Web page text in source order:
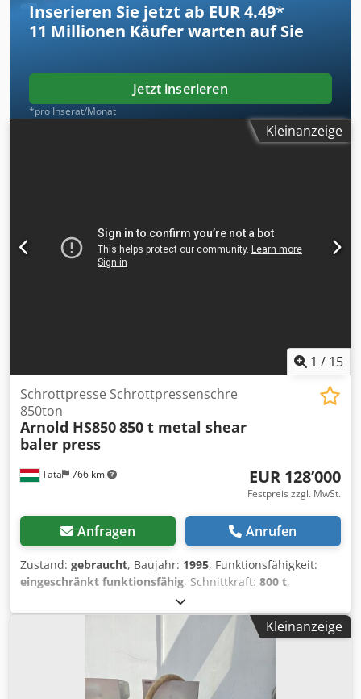
Inserieren Sie jetzt ab EUR 4.49*
11 Millionen Käufer warten auf Sie
Jetzt inserieren
*pro Inserat/Monat
Kleinanzeige
1 / 15
Tata 766 km
Schrottpresse Schrottpressenschre
850ton
Arnold HS850850 t metal shear
baler press
EUR 128’000
Festpreis zzgl. MwSt.
Anfragen Anrufen
Zustand: gebraucht, Baujahr: 1995, Funktionsfähigkeit:
eingeschränkt funktionsfähig, Schnittkraft: 800 t,
, Art des Eingangsstroms:
Drehstrom, Arnold HS850 Schrott & Metallpresse The
machine is currently in ready for transport condition.
hauptzylinder zylinderkraft: 850 t pressen: 0,08m/s
Crodpoh T Dctofx Amaef niederhalterzylinder
zylinderkraft:100t /pro zylinder vorschubzylinder:
Kleinanzeige